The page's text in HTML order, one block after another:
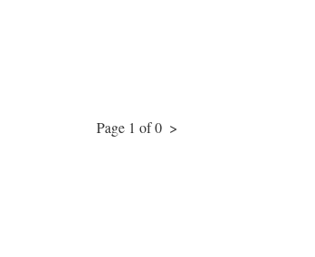
Page 1 of 0 >